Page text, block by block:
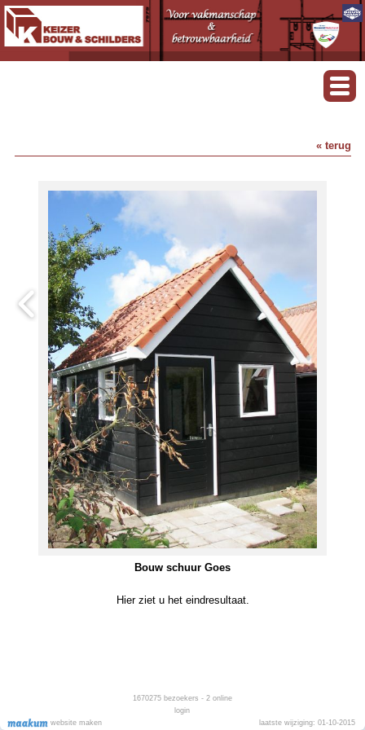
« terug
Bouw schuur Goes
Hier ziet u het eindresultaat.
website maken
1670275bezoekers - 2 online
login
laatste wijziging: 01-10-2015